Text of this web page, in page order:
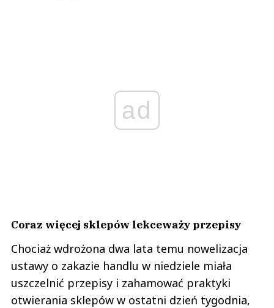
ad
Coraz więcej sklepów lekceważy przepisy
Chociaż wdrożona dwa lata temu nowelizacja
ustawy o zakazie handlu w niedziele miała
uszczelnić przepisy i zahamować praktyki
otwierania sklepów w ostatni dzień tygodnia,